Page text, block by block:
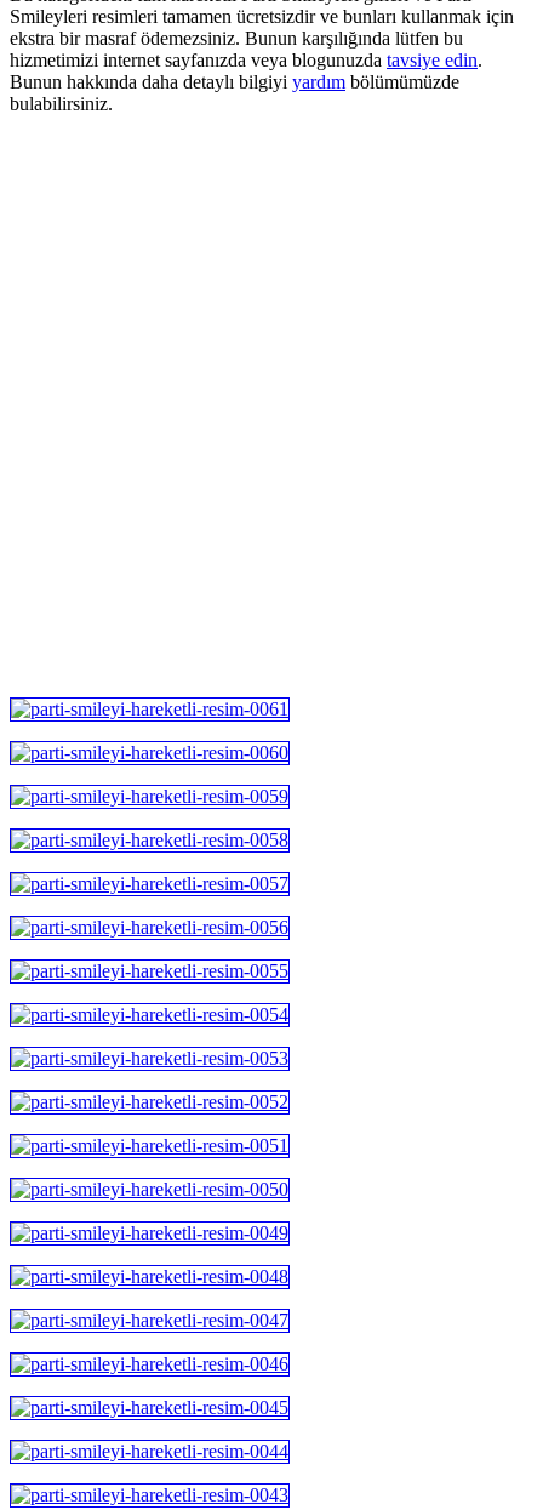
Smileyleri resimleri tamamen ücretsizdir ve bunları kullanmak için
ekstra bir masraf ödemezsiniz. Bunun karşılığında lütfen bu
hizmetimizi internet sayfanızda veya blogunuzda tavsiye edin.
Bunun hakkında daha detaylı bilgiyi yardım bölümümüzde
bulabilirsiniz.